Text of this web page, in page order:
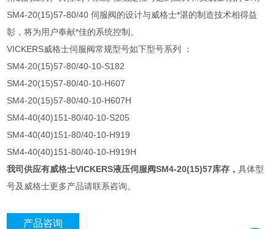
SM4-20(15)57-80/40 伺服阀的设计与威格士*湛的制造技术相得益
彰，将为用户奉献*佳的系统控制。
VICKERS威格士伺服阀常规型号如下型号系列 ：
SM4-20(15)57-80/40-10-S182
SM4-20(15)57-80/40-10-H607
SM4-20(15)57-80/40-10-H607H
SM4-40(40)151-80/40-10-S205
SM4-40(40)151-80/40-10-H919
SM4-40(40)151-80/40-10-H919H
我司供应有威格士VICKERS液压伺服阀SM4-20(15)57库存 ，具体型
号及威格士更多产品请联系咨询。
产品咨询